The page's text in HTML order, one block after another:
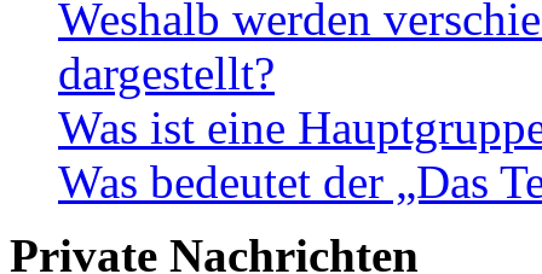
Weshalb werden
dargestellt?
Was ist eine
Was bedeutet der „Das
Private Nachrichten